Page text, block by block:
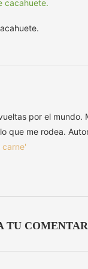
por el
que me rodea.
carne'
TU